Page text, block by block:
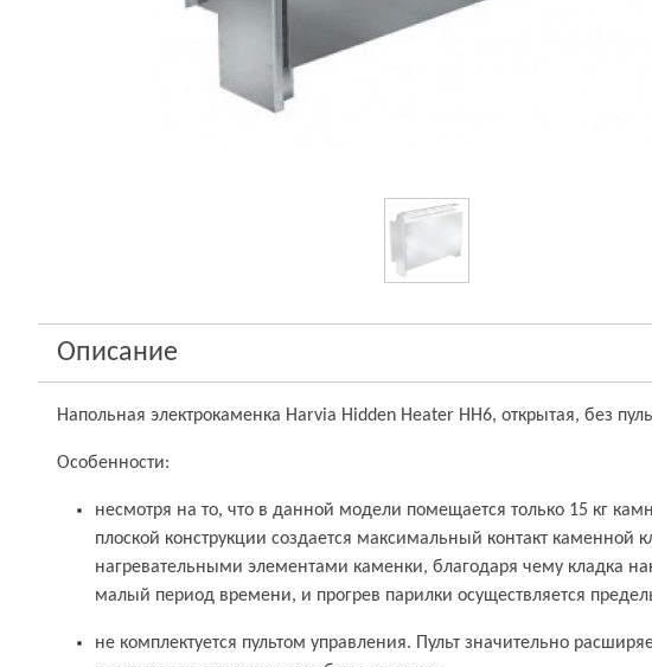
Описание
Напольная электрокаменка Harvia Hidden Heater HH6, открытая, без
Особенности:
несмотря на то, что в данной модели помещается только 15 кг
плоской конструкции создается максимальный контакт каменной
нагревательными элементами каменки, благодаря чему кладка
малый период времени, и прогрев парилки осуществляется
не комплектуется пультом управления. Пульт значительно